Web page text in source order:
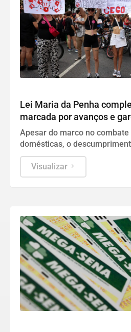
Lei Maria da Penha
marcada por avanços e
Apesar do marco no
domésticas, o
protetivas e o aumento nos
desafiam o sistema de justiça.
Visualizar